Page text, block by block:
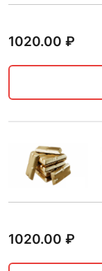
1020.00 ₽
1020.00 ₽